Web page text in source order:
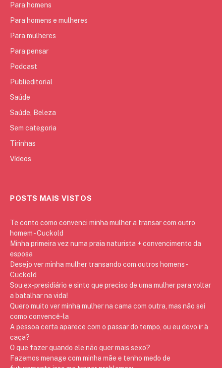
Para homens
Para homens e mulheres
Para mulheres
Para pensar
Podcast
Publieditorial
Saúde
Saúde, Beleza
Sem categoria
Tirinhas
Vídeos
POSTS MAIS VISTOS
Te conto como convenci minha mulher a transar com outro
homem - Cuckold
Minha primeira vez numa praia naturista + convencimento da
esposa
Desejo ver minha mulher transando com outros homens -
Cuckold
Sou ex-presidiário e sinto que preciso de uma mulher para voltar
a batalhar na vida!
Quero muito ver minha mulher na cama com outra, mas não sei
como convencê-la
A pessoa certa aparece com o passar do tempo, ou eu devo ir à
caça?
O que fazer quando ele não quer mais sexo?
Fazemos menage com minha mãe e tenho medo de